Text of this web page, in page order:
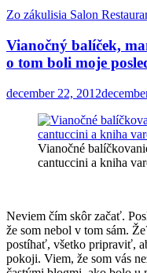
Zo zákulisia Salon
Vianočný balíček,
o tom boli moje
december 22, 2012
Vianočné
cantuccini a kniha
Neviem čím skôr začať.
že som nebol v tom sám.
postíhať, všetko pripraviť,
pokoji. Viem, že som vás